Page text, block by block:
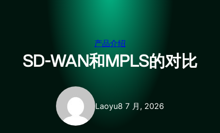
产品介绍
SD-WAN和MPLS的对比
Laoyu8 7 月, 2026